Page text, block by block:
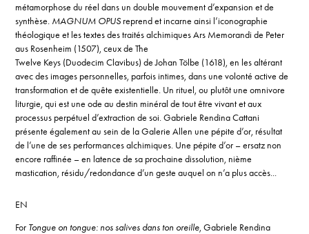
métamorphose du réel dans un double mouvement d’expansion et de
synthèse. MAGNUM OPUS reprend et incarne ainsi l’iconographie
théologique et les textes des traités alchimiques Ars Memorandi de Peter
aus Rosenheim (1507), ceux de The
Twelve Keys (Duodecim Clavibus) de Johan Tölbe (1618), en les altérant
avec des images personnelles, parfois intimes, dans une volonté active de
transformation et de quête existentielle. Un rituel, ou plutôt une omnivore
liturgie, qui est une ode au destin minéral de tout être vivant et aux
processus perpétuel d’extraction de soi. Gabriele Rendina Cattani
présente également au sein de la Galerie Allen une pépite d’or, résultat
de l’une de ses performances alchimiques. Une pépite d’or – ersatz non
encore raffinée – en latence de sa prochaine dissolution, nième
mastication, résidu/redondance d’un geste auquel on n’a plus accès...
EN
For Tongue on tongue: nos salives dans ton oreille, Gabriele Rendina